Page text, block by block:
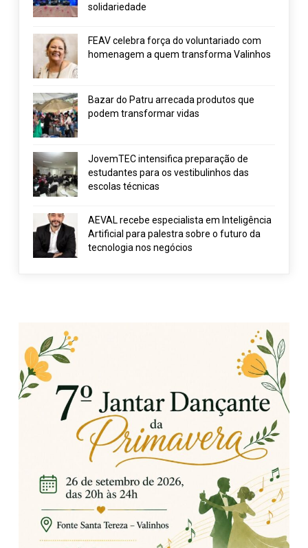
solidariedade
FEAV celebra força do voluntariado com
homenagem a quem transforma Valinhos
Bazar do Patru arrecada produtos que
podem transformar vidas
JovemTEC intensifica preparação de
estudantes para os vestibulinhos das
escolas técnicas
AEVAL recebe especialista em Inteligência
Artificial para palestra sobre o futuro da
tecnologia nos negócios